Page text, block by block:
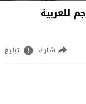
شارك تبليغ